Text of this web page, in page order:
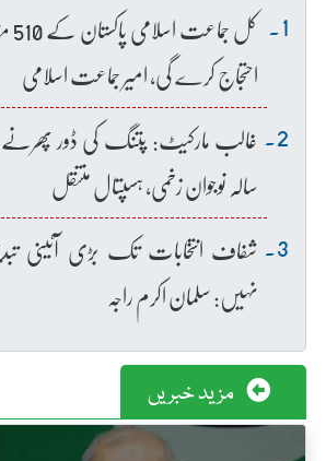
کل
احتجاج کرے گی، امیر جماعت اسلامی
سالہ نوجوان زخمی، ہسپتال منتقل
شفاف انتخابات تک بڑی آئینی
نہیں: سلمان اکرم راجہ
مزید خبریں